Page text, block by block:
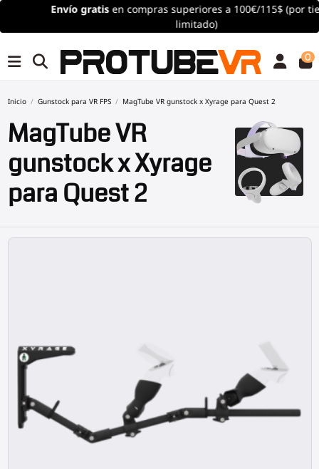
gratisen compras superiores a 100€/115$ (por tiempo
limitado)
0
Inicio Gunstock para VR FPS MagTube VR gunstock x Xyrage para Quest 2
MagTube VR
gunstock x Xyrage
para Quest 2